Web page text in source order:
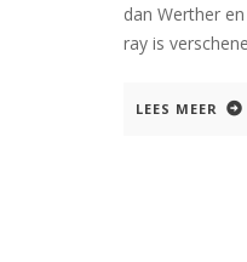
dan Werther
ray is
LEES MEER